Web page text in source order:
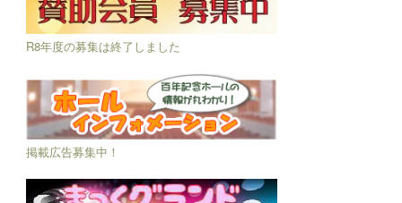
R8年度の募集は終了しました
掲載広告募集中！